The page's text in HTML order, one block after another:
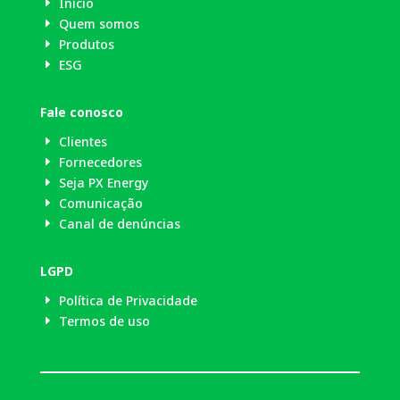
E
E Quem somos
E Produtos
E ESG
Fale conosco
E Clientes
E Fornecedores
E Seja PX Energy
E Comunicação
E Canal de denúncias
LGPD
E Política de Privacidade
E Termos de uso